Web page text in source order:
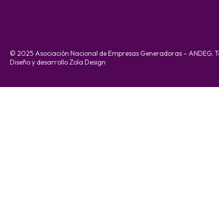
© 2025 Asociación Nacional de Empresas Generadoras – ANDEG.
Diseño y desarrollo Zola Design